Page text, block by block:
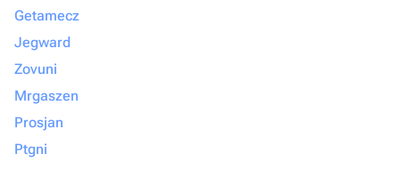
Getamecz
Jegward
Zovuni
Mrgaszen
Prosjan
Ptgni